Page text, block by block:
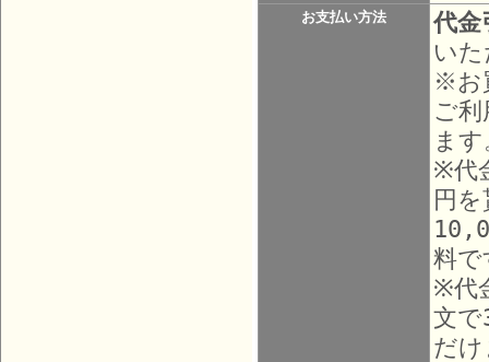
お支払い方法
代金
い
※お
ご
ま
※代
円
料で
※代
文
だ